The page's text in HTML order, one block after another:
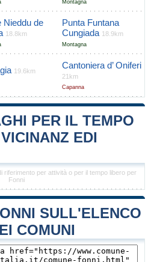
Montagna
Nieddu de
18.8km
Punta Funtana
Cungiada 18.9km
Montagna
19.6km
Cantoniera d’ Oniferi
21km
Capanna
PER IL TEMPO
EDI
riferimento per attività o per il tempo libero per
Fonni
SULL'ELENCO
COMUNI